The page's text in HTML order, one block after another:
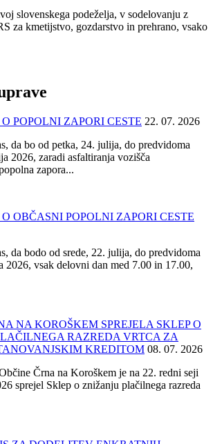
slovenskega podeželja, v sodelovanju z
za kmetijstvo, gozdarstvo in prehrano, vsako
POPOLNI ZAPORI CESTE 22. 07. 2026
da bo od petka, 24. julija, do predvidoma
2026, zaradi asfaltiranja vozišča
zapora...
OBČASNI POPOLNI ZAPORI CESTE
da bodo od srede, 22. julija, do predvidoma
2026, vsak delovni dan med 7.00 in 17.00,
NA KOROŠKEM SPREJELA SKLEP O
RAZREDA VRTCA ZA
KREDITOM 08. 07. 2026
Črna na Koroškem je na 22. redni seji
sprejel Sklep o znižanju plačilnega razreda